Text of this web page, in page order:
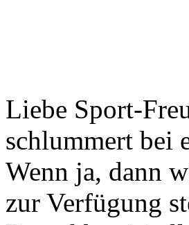
Liebe Sport-
schlummert bei
Wenn ja, dann
zur Verfügung